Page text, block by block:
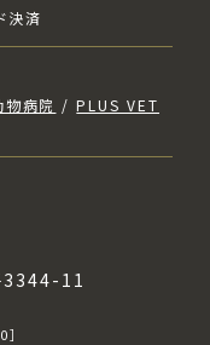
決済
病院 /PLUS VET
3344-11